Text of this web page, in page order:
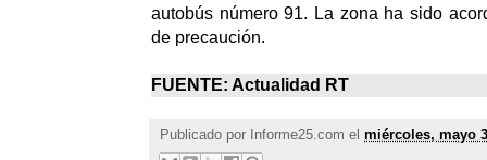
autobús número 91. La zona ha sido
de precaución.
FUENTE: Actualidad RT
Publicado por Informe25.com el miércoles, mayo